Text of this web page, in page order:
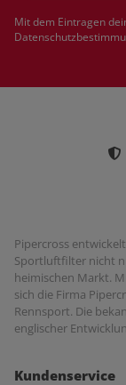
Mit dem Eintragen
Pipercross
Sportluftfilter nicht
heimischen Markt.
sich die Firma
Rennsport. Die
englischer
Kundenservice